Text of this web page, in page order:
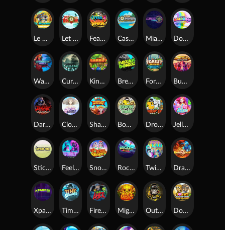
Le Pharaoh Let It Snow Fear the Dark Cash Compass Miami Multiplier Double Rainbow
Warrior Ways Cursed Seas King Carrot Break Bones Forest Fortune Buffalo Stack'n'Sync
Dark Summoning Cloud Princess Shaolin Master Book of Time Drop'em Jelly Slice
Stick'em Feel The Beat Snow Slingers Rocket Reels Twisted Lab Dragon’s Domain
Xpander Time Spinners Fire My Laser Mighty Masks Outlasw Inc Donut Division